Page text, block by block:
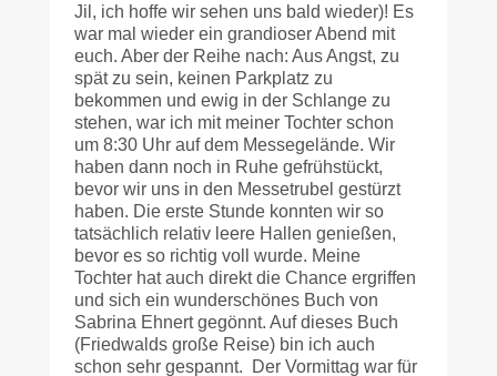
Jil, ich hoffe wir sehen uns bald wieder)! Es
war mal wieder ein grandioser Abend mit
euch. Aber der Reihe nach: Aus Angst, zu
spät zu sein, keinen Parkplatz zu
bekommen und ewig in der Schlange zu
stehen, war ich mit meiner Tochter schon
um 8:30 Uhr auf dem Messegelände. Wir
haben dann noch in Ruhe gefrühstückt,
bevor wir uns in den Messetrubel gestürzt
haben. Die erste Stunde konnten wir so
tatsächlich relativ leere Hallen genießen,
bevor es so richtig voll wurde. Meine
Tochter hat auch direkt die Chance ergriffen
und sich ein wunderschönes Buch von
Sabrina Ehnert gegönnt. Auf dieses Buch
(Friedwalds große Reise) bin ich auch
schon sehr gespannt. Der Vormittag war für